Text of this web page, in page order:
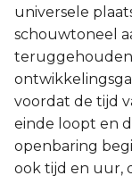
universele
schouwtoneel
voordat de tijd
einde loopt en
openbaring
ook tijd en uur,